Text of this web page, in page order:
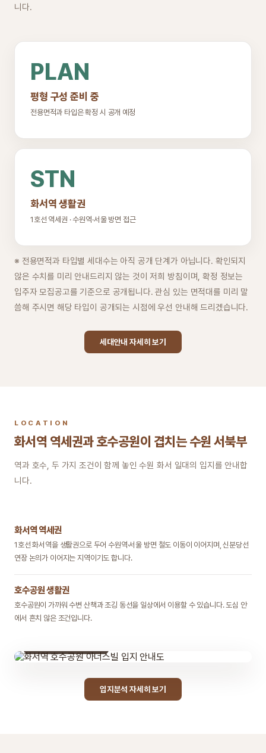
니다.
PLAN
평형 구성 준비 중
전용면적과 타입은 확정 시 공개 예정
STN
화서역 생활권
1호선 역세권 · 수원역·서울 방면 접근
※ 전용면적과 타입별 세대수는 아직 공개 단계가 아닙니다. 확인되지
않은 수치를 미리 안내드리지 않는 것이 저희 방침이며, 확정 정보는
입주자 모집공고를 기준으로 공개됩니다. 관심 있는 면적대를 미리 말
씀해 주시면 해당 타입이 공개되는 시점에 우선 안내해 드리겠습니다.
세대안내 자세히 보기
LOCATION
화서역 역세권과 호수공원이 겹치는 수원 서북부
역과 호수, 두 가지 조건이 함께 놓인 수원 화서 일대의 입지를 안내합
니다.
화서역 역세권
1호선 화서역을 생활권으로 두어 수원역·서울 방면 철도 이동이 이어지며, 신분당선
연장 논의가 이어지는 지역이기도 합니다.
호수공원 생활권
호수공원이 가까워 수변 산책과 조깅 동선을 일상에서 이용할 수 있습니다. 도심 안
에서 흔치 않은 조건입니다.
입지분석 자세히 보기